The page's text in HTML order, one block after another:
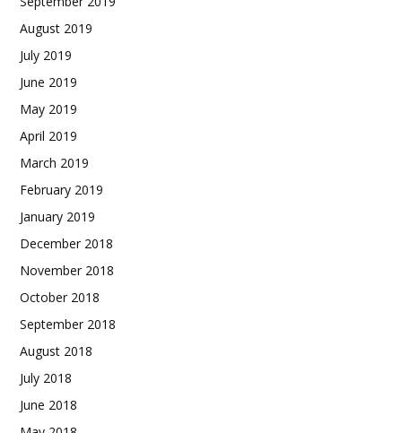
August 2019
July 2019
June 2019
May 2019
April 2019
March 2019
February 2019
January 2019
December 2018
November 2018
October 2018
September 2018
August 2018
July 2018
June 2018